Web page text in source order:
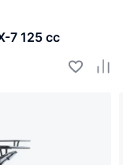
7 125 cc